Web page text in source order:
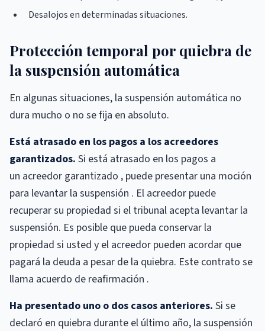
Desalojos en determinadas situaciones.
Protección temporal por quiebra de
la suspensión automática
En algunas situaciones, la suspensión automática no
dura mucho o no se fija en absoluto.
Está atrasado en los pagos a los acreedores
garantizados. Si está atrasado en los pagos a
un acreedor garantizado , puede presentar una moción
para levantar la suspensión . El acreedor puede
recuperar su propiedad si el tribunal acepta levantar la
suspensión. Es posible que pueda conservar la
propiedad si usted y el acreedor pueden acordar que
pagará la deuda a pesar de la quiebra. Este contrato se
llama acuerdo de reafirmación .
Ha presentado uno o dos casos anteriores. Si se
declaró en quiebra durante el último año, la suspensión